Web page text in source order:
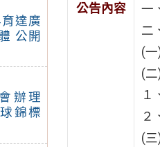
達廣
公開
辦理
錦標
公告內容
一
二
(
(二
１
２
(